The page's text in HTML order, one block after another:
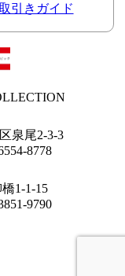
引きガイド
泉尾2-3-3
8778
1-1-15
9790